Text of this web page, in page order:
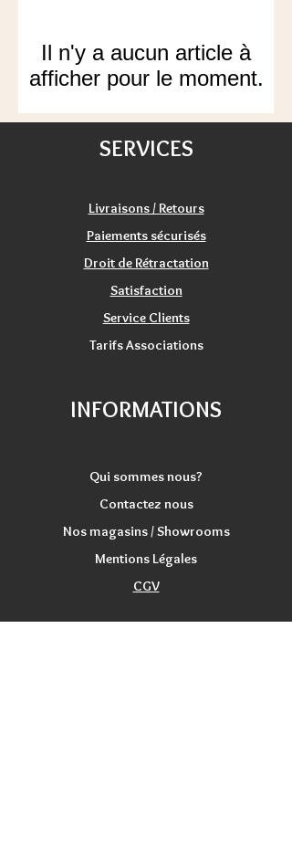
Il n'y a aucun article à
afficher pour le moment.
SERVICES
Livraisons / Retours
Paiements sécurisés
Droit de Rétractation
Satisfaction
Service Clients
Tarifs Associations
INFORMATIONS
Qui sommes nous?
Contactez nous
Nos magasins / Showrooms
Mentions Légales
CGV